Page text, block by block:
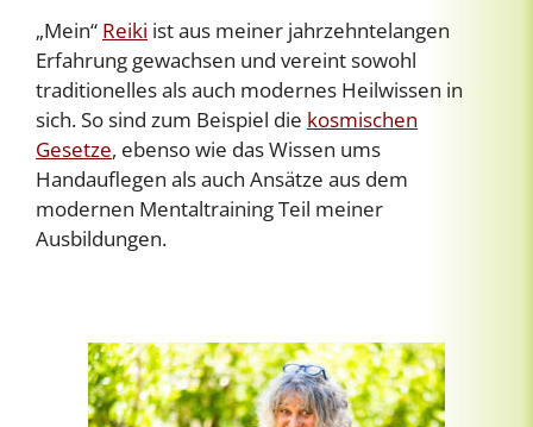
„Mein“ Reiki ist aus meiner jahrzehntelangen
Erfahrung gewachsen und vereint sowohl
traditionelles als auch modernes Heilwissen in
sich. So sind zum Beispiel die kosmischen
Gesetze, ebenso wie das Wissen ums
Handauflegen als auch Ansätze aus dem
modernen Mentaltraining Teil meiner
Ausbildungen.